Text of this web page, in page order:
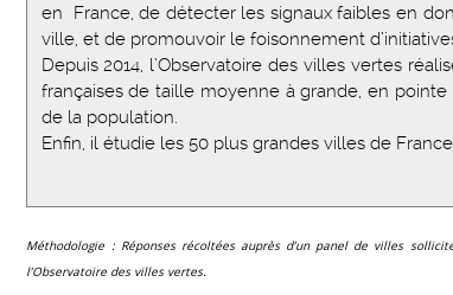
en France, de détecter les signaux faibles en
ville, et de promouvoir le foisonnement
Depuis 2014, l’Observatoire des villes vertes
françaises de taille moyenne à grande, en
de la population.
Enfin, il étudie les 50 plus grandes villes de
Méthodologie : Réponses récoltées auprès d’un panel de villes
l’Observatoire des villes vertes.